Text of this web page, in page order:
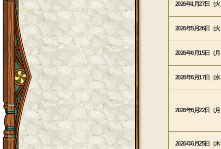
2026年1月27日（火
2026年5月26日（火
2026年6月15日（月
2026年6月17日（水
2026年6月22日（月
2026年6月25日（